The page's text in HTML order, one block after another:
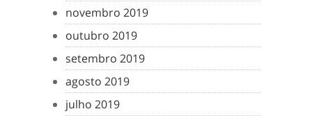
novembro 2019
outubro 2019
setembro 2019
agosto 2019
julho 2019